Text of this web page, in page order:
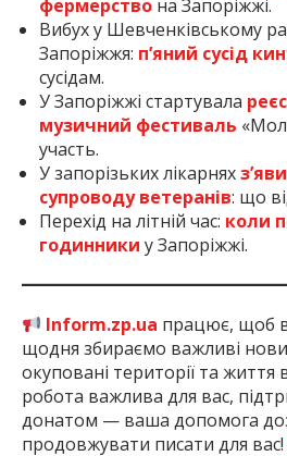
фермерство на Запоріжжі.
Вибух у Шевченківському
Запоріжжя: п’яний сусід
сусідам.
У Запоріжжі стартувала
музичний фестиваль
участь.
У запорізьких лікарнях
супроводу ветеранів: що
Перехід на літній час: коли
годинники у Запоріжжі.
Inform.zp.ua працює, щоб
щодня збираємо важливі
окуповані території та життя
робота важлива для вас,
донатом — ваша допомога
продовжувати писати для вас!